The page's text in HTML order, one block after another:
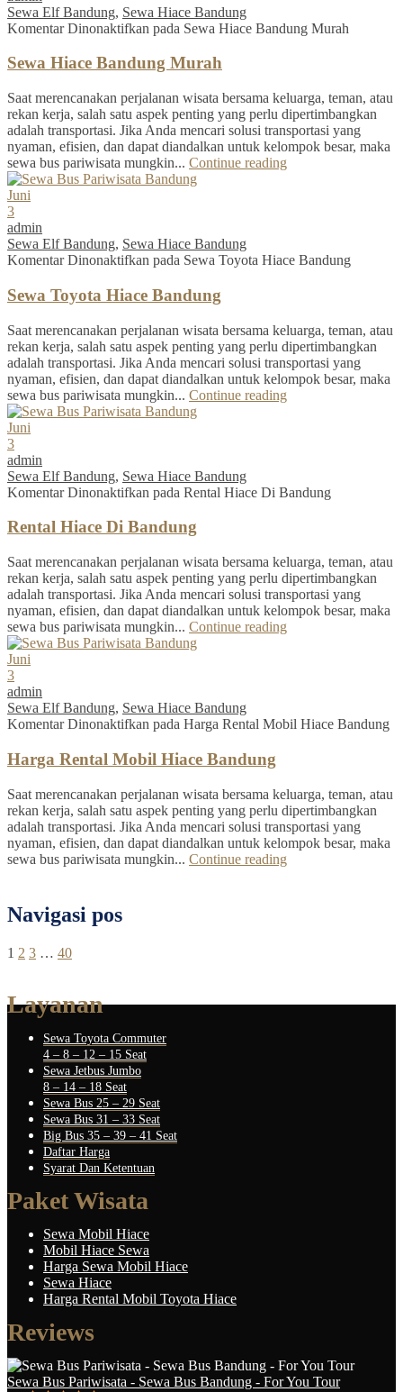
Sewa Elf Bandung, Sewa Hiace Bandung
Komentar Dinonaktifkan pada Sewa Hiace Bandung Murah
Sewa Hiace Bandung Murah
Saat merencanakan perjalanan wisata bersama keluarga, teman, atau
rekan kerja, salah satu aspek penting yang perlu dipertimbangkan
adalah transportasi. Jika Anda mencari solusi transportasi yang
nyaman, efisien, dan dapat diandalkan untuk kelompok besar, maka
sewa bus pariwisata mungkin... Continue reading
Juni
3
admin
Sewa Elf Bandung, Sewa Hiace Bandung
Komentar Dinonaktifkan pada Sewa Toyota Hiace Bandung
Sewa Toyota Hiace Bandung
Saat merencanakan perjalanan wisata bersama keluarga, teman, atau
rekan kerja, salah satu aspek penting yang perlu dipertimbangkan
adalah transportasi. Jika Anda mencari solusi transportasi yang
nyaman, efisien, dan dapat diandalkan untuk kelompok besar, maka
sewa bus pariwisata mungkin... Continue reading
Juni
3
admin
Sewa Elf Bandung, Sewa Hiace Bandung
Komentar Dinonaktifkan pada Rental Hiace Di Bandung
Rental Hiace Di Bandung
Saat merencanakan perjalanan wisata bersama keluarga, teman, atau
rekan kerja, salah satu aspek penting yang perlu dipertimbangkan
adalah transportasi. Jika Anda mencari solusi transportasi yang
nyaman, efisien, dan dapat diandalkan untuk kelompok besar, maka
sewa bus pariwisata mungkin... Continue reading
Juni
3
admin
Sewa Elf Bandung, Sewa Hiace Bandung
Komentar Dinonaktifkan pada Harga Rental Mobil Hiace Bandung
Harga Rental Mobil Hiace Bandung
Saat merencanakan perjalanan wisata bersama keluarga, teman, atau
rekan kerja, salah satu aspek penting yang perlu dipertimbangkan
adalah transportasi. Jika Anda mencari solusi transportasi yang
nyaman, efisien, dan dapat diandalkan untuk kelompok besar, maka
sewa bus pariwisata mungkin... Continue reading
Navigasi pos
1 2 3 … 40
Layanan
Sewa Toyota Commuter
4 – 8 – 12 – 15 Seat
Sewa Jetbus Jumbo
8 – 14 – 18 Seat
Sewa Bus 25 – 29 Seat
Sewa Bus 31 – 33 Seat
Big Bus 35 – 39 – 41 Seat
Daftar Harga
Syarat Dan Ketentuan
Paket Wisata
Sewa Mobil Hiace
Mobil Hiace Sewa
Harga Sewa Mobil Hiace
Sewa Hiace
Harga Rental Mobil Toyota Hiace
Reviews
Sewa Bus Pariwisata - Sewa Bus Bandung - For You Tour